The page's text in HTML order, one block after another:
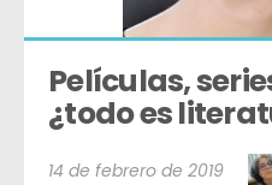
Películas,
¿todo es
14 de febrero de 2019